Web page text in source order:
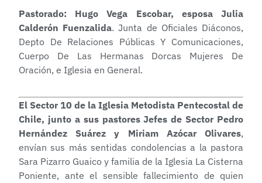
Pastorado: Hugo Vega Escobar, esposa Julia
Calderón Fuenzalida. Junta de Oficiales Diáconos,
Depto De Relaciones Públicas Y Comunicaciones,
Cuerpo De Las Hermanas Dorcas Mujeres De
Oración, e Iglesia en General.
El Sector 10 de la Iglesia Metodista Pentecostal de
Chile, junto a sus pastores Jefes de Sector Pedro
Hernández Suárez y Miriam Azócar Olivares,
envían sus más sentidas condolencias a la pastora
Sara Pizarro Guaico y familia de la Iglesia La Cisterna
Poniente, ante el sensible fallecimiento de quien